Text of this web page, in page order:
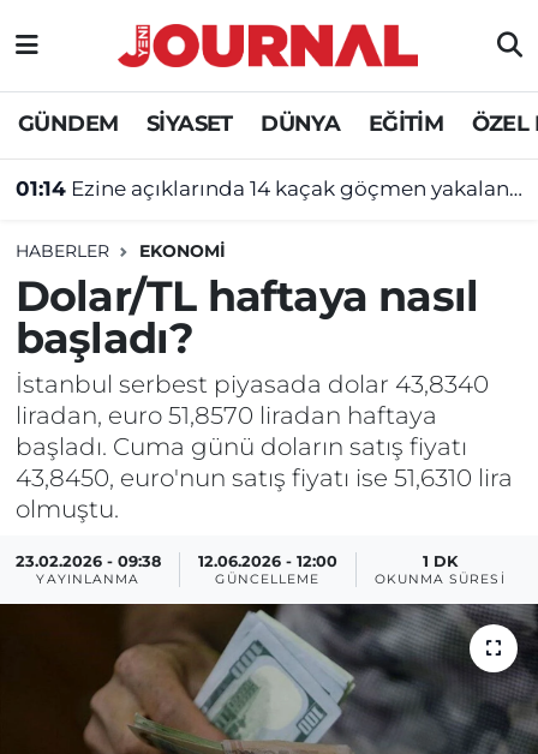
GÜNDEM SİYASET DÜNYA EĞİTİM ÖZEL
01:14 Ezine açıklarında 14 kaçak göçmen yakalandı
HABERLER EKONOMİ
Dolar/TL haftaya nasıl
başladı?
İstanbul serbest piyasada dolar 43,8340
liradan, euro 51,8570 liradan haftaya
başladı. Cuma günü doların satış fiyatı
43,8450, euro'nun satış fiyatı ise 51,6310 lira
olmuştu.
23.02.2026 - 09:38
YAYINLANMA
12.06.2026 - 12:00
GÜNCELLEME
1 DK
OKUNMA SÜRESI
GÜNDEM
SİYASET
DÜNYA
EĞİTİM
ÖZEL HABER
Nöbetçi Eczaneler
Hava Durumu
Süper Lig Puan Durumu ve Fikstür
Tüm Manşetler
Son Dakika Haberleri
Haber Arşivi